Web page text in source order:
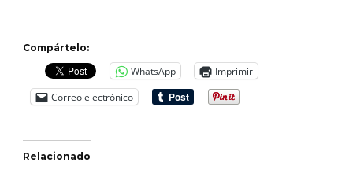
Compártelo:
WhatsApp
Imprimir
Correo electrónico
Relacionado